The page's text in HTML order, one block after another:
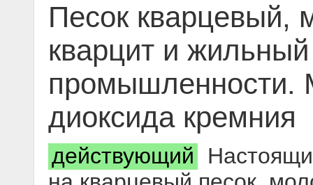
Песок кварцевый,
кварцит и
промышленности.
диоксида кремния
действующий